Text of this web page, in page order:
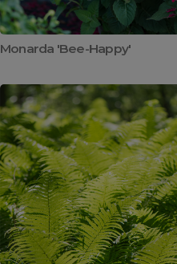
Monarda 'Bee-Happy'